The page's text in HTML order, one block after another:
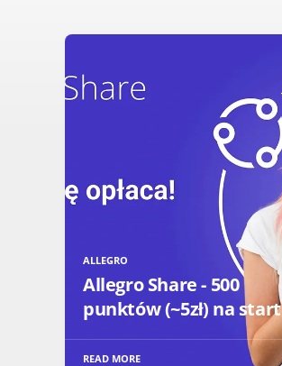
ALLEGRO
Allegro Share - 500
punktów (~5zł) na start
READ MORE